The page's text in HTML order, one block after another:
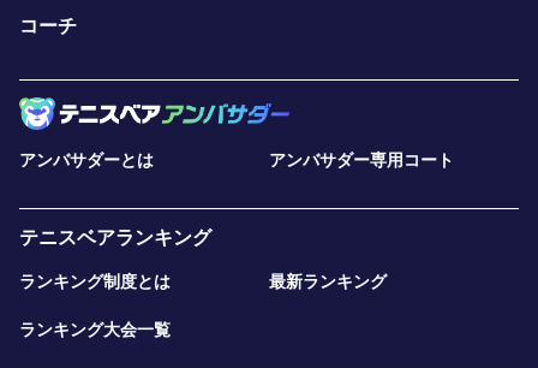
コーチ
アンバサダーとは アンバサダー専用コート
テニスベアランキング
ランキング制度とは 最新ランキング
ランキング大会一覧